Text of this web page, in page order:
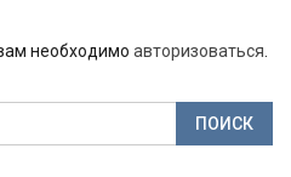
необходимо авторизоваться.